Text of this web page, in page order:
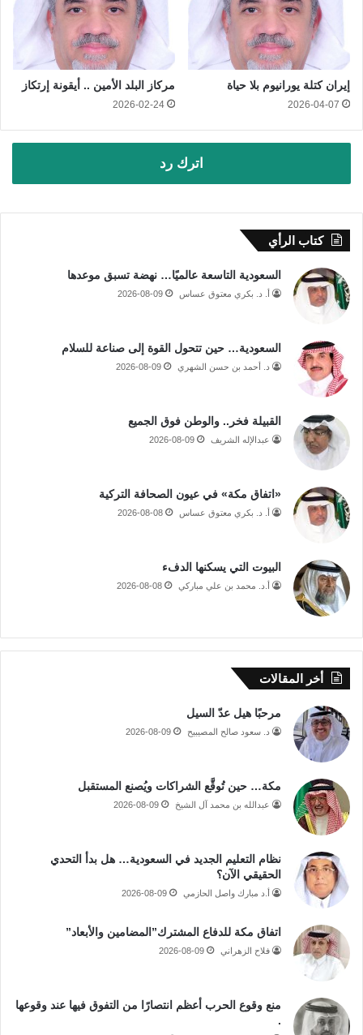
إيران كتلة يورانيوم بلا حياة
2026-04-07
مركاز البلد الأمين .. أيقونة إرتكاز
2026-02-24
اترك رد
كتاب الرأي
السعودية التاسعة عالميًا… نهضة تسبق موعدها
أ. د. بكري معتوق عساس 2026-08-09
السعودية… حين تتحول القوة إلى صناعة للسلام
د. أحمد بن حسن الشهري 2026-08-09
القبيلة فخر.. والوطن فوق الجميع
عبدالإله الشريف 2026-08-09
«اتفاق مكة» في عيون الصحافة التركية
أ. د. بكري معتوق عساس 2026-08-08
البيوت التي يسكنها الدفء
أ.د. محمد بن علي مباركي 2026-08-08
أخر المقالات
مرحبًا هيل عدّ السيل
د. سعود صالح المصيبيح 2026-08-09
مكة… حين تُوقَّع الشراكات ويُصنع المستقبل
عبدالله بن محمد آل الشيخ 2026-08-09
نظام التعليم الجديد في السعودية… هل بدأ التحدي
الحقيقي الآن؟
أ.د مبارك واصل الحازمي 2026-08-09
اتفاق مكة للدفاع المشترك”المضامين والأبعاد”
فلاح الزهراني 2026-08-09
منع وقوع الحرب أعظم انتصارًا من التفوق فيها عند وقوعها
.